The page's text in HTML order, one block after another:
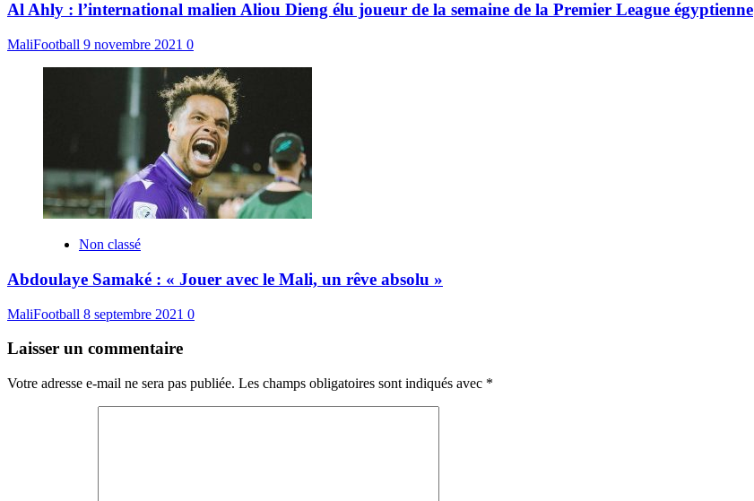
Al Ahly : l’international malien Aliou Dieng élu joueur de la semaine de la Premier League égyptienne
MaliFootball 9 novembre 2021 0
Non classé
Abdoulaye Samaké : « Jouer avec le Mali, un rêve absolu »
MaliFootball 8 septembre 2021 0
Laisser un commentaire
Votre adresse e-mail ne sera pas publiée. Les champs obligatoires sont indiqués avec *